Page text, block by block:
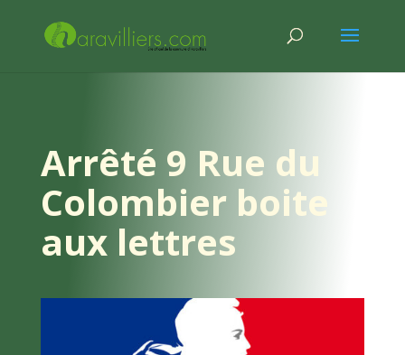
Arrêté 9 Rue du
Colombier boite
aux lettres